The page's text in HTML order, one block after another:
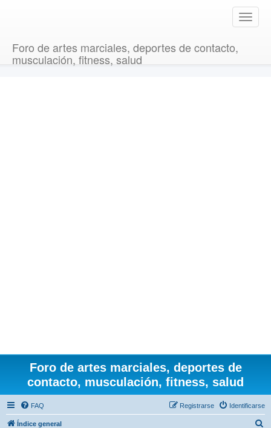
T
o
Foro de artes marciales, deportes de contacto,
musculación, fitness, salud
Foro de artes marciales, deportes de
contacto, musculación, fitness, salud
FAQ Identificarse
Registrarse
Índice general